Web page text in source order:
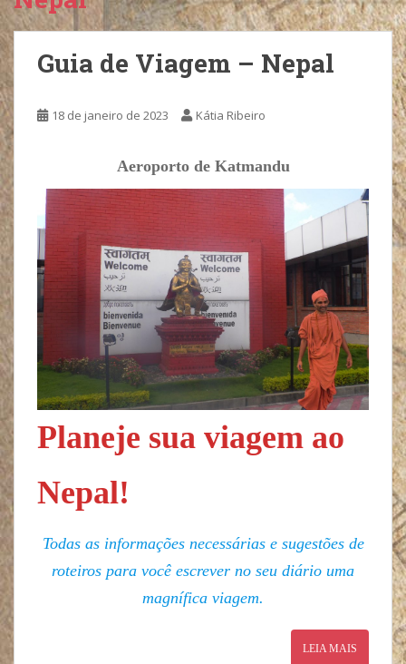
Guia de Viagem – Nepal
18 de janeiro de 2023 Kátia Ribeiro
Aeroporto de Katmandu
Planeje sua viagem ao
Nepal!
Todas as informações necessárias e sugestões de
roteiros para você escrever no seu diário uma
magnífica viagem.
LEIA MAIS